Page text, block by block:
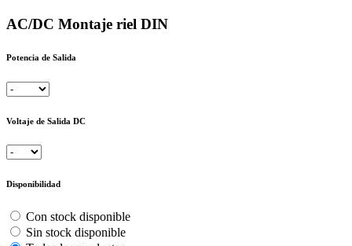
AC/DC Montaje riel DIN
Potencia de Salida
Voltaje de Salida DC
Disponibilidad
Con stock disponible
Sin stock disponible